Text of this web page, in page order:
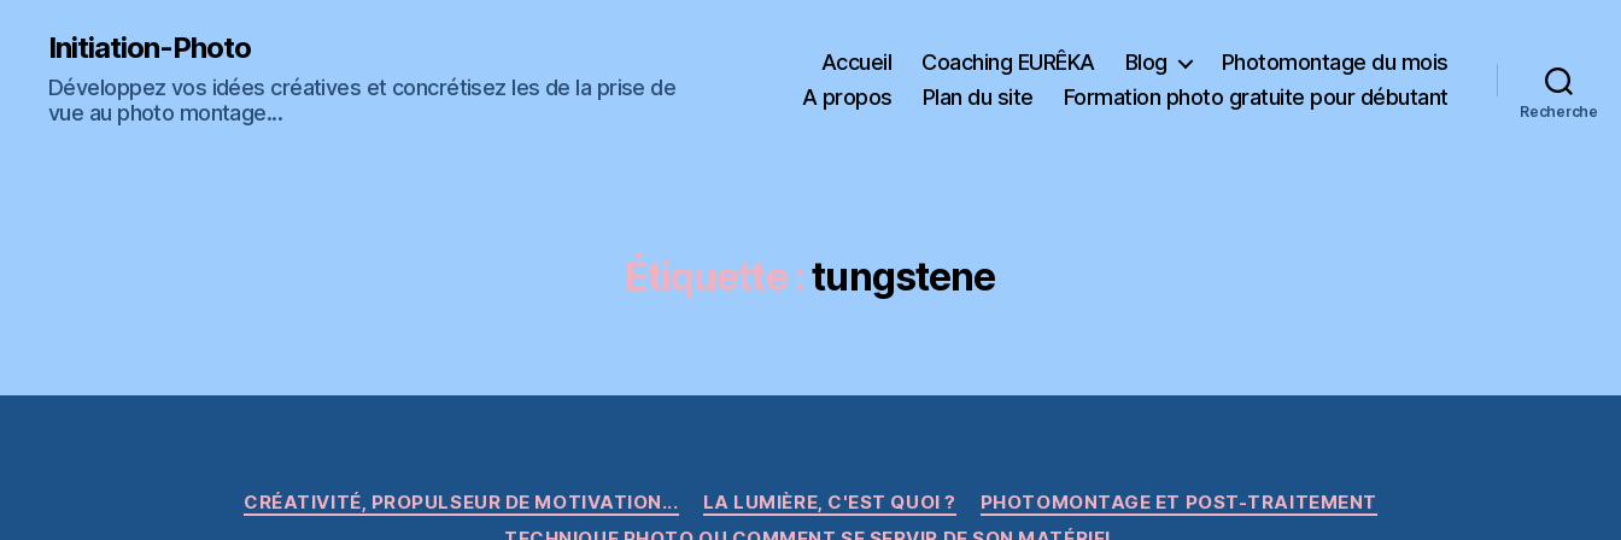
Initiation-Photo
Développez vos idées créatives et concrétisez les de la prise de
vue au photo montage...
Accueil Coaching EURÊKA Blog
Photomontage du mois
A propos
Plan du site Formation photo gratuite pour débutant
Recherche
Étiquette :tungstene
Catégories
CRÉATIVITÉ, PROPULSEUR DE MOTIVATION... LA LUMIÈRE, C'EST QUOI ?
PHOTOMONTAGE ET POST-TRAITEMENT